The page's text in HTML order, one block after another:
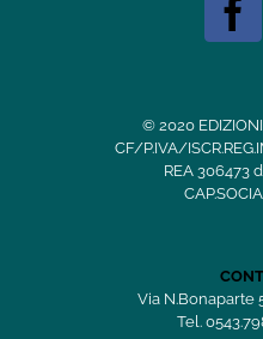
© 2020
CF/P.IVA/
REA
Via N.Bonaparte
Tel.